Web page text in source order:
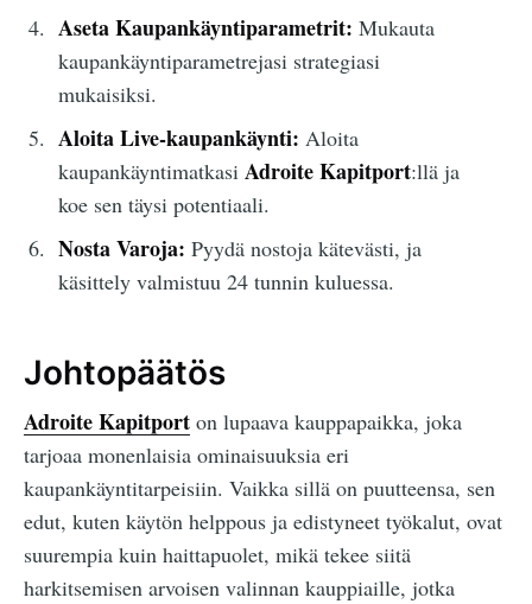
Aseta Kaupankäyntiparametrit: Mukauta
kaupankäyntiparametrejasi strategiasi
mukaisiksi.
Aloita Live-kaupankäynti: Aloita
kaupankäyntimatkasi Adroite Kapitport:llä ja
koe sen täysi potentiaali.
Nosta Varoja: Pyydä nostoja kätevästi, ja
käsittely valmistuu 24 tunnin kuluessa.
Johtopäätös
Adroite Kapitport on lupaava kauppapaikka, joka
tarjoaa monenlaisia ominaisuuksia eri
kaupankäyntitarpeisiin. Vaikka sillä on puutteensa, sen
edut, kuten käytön helppous ja edistyneet työkalut, ovat
suurempia kuin haittapuolet, mikä tekee siitä
harkitsemisen arvoisen valinnan kauppiaille, jotka